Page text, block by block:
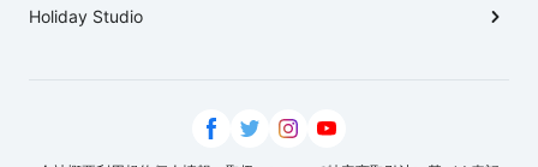
Holiday Studio